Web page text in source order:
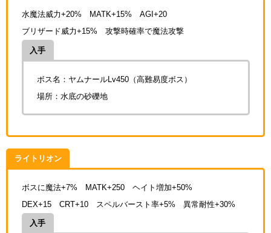
水魔法威力+20% MATK+15% AGI+20
ブリザード威力+15% 攻撃時確率で魔法攻撃
入手
ボス名：ヤムナールLv450（高難易度ボス）
場所：水底の砂礫地
ライトリオン
ボスに魔法+7% MATK+250 ヘイト増加+50%
DEX+15 CRT+10 スペルバースト率+5% 異常耐性+30%
入手